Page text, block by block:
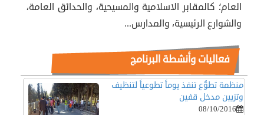
العام؛ كالمقابر الاسلامية والمسيحية، والحدائق العامة،
والشوارع الرئيسية، والمدارس...
فعاليات وأنشطة البرنامج
منظمة تطوُّع تنفذ يوماً تطوعياً لتنظيف
وتزيين مدخل قفين
08/10/2016